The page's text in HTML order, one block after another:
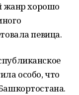
жанр хорошо
певица.
особо, что